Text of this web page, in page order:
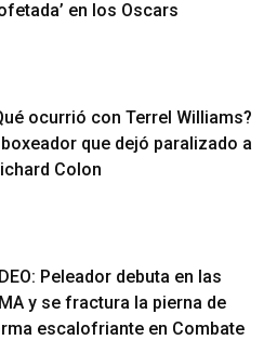
en los Oscars
ocurrió con Terrel Williams?
boxeador que dejó paralizado a
Colon
Peleador debuta en las
y se fractura la pierna de
escalofriante en Combate